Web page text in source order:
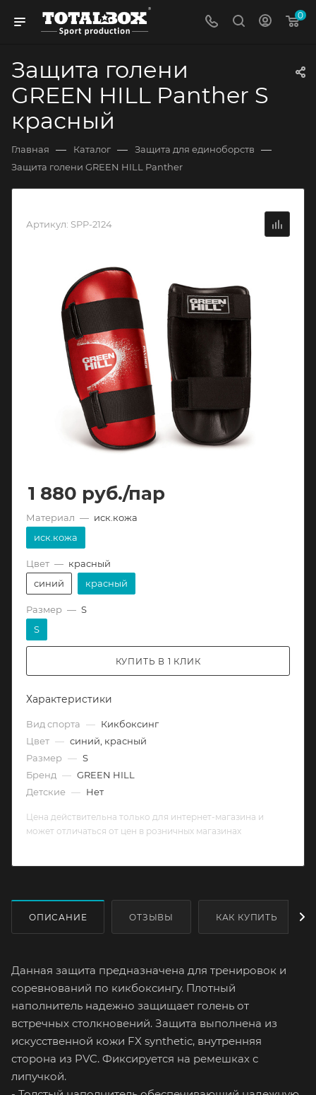
0
Защита голени
GREEN HILL Panther S
красный
Главная — Каталог — Защита для единоборств —
Защита голени GREEN HILL Panther
Артикул: SPP-2124
1 880 руб./пар
Материал — иск.кожа
иск.кожа
Цвет — красный
синий
красный
Размер — S
S
КУПИТЬ В 1 КЛИК
Характеристики
Вид спорта — Кикбоксинг
Цвет — синий, красный
Размер — S
Бренд — GREEN HILL
Детские — Нет
Цена действительна только для интернет-магазина и
может отличаться от цен в розничных магазинах
ОПИСАНИЕ ОТЗЫВЫ КАК КУПИТЬ
Данная защита предназначена для тренировок и
соревнований по кикбоксингу. Плотный
наполнитель надежно защищает голень от
встречных столкновений. Защита выполнена из
искусственной кожи FX synthetic, внутренняя
сторона из PVC. Фиксируется на ремешках с
липучкой.